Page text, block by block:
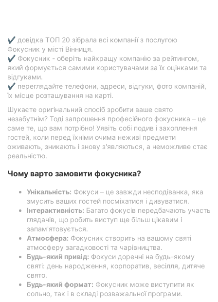
Дніпро
Львів
Кривий
Ріг
Миколаїв
Херсон
Черкаси
Чернівці
Суми
Івано-
Франківськ
Луцьк
✔ довідка ТОП 20 зібрала всі компанії з послугою
Фокусник у місті Вінниця.
✔ Фокусник - оберіть найкращу компанію за рейтингом,
який формується самими користувачами за їх оцінками та
відгуками.
✔ переглядайте телефони, адреси, відгуки, фото компаній,
їх місце розташування на карті.
Шукаєте оригінальний спосіб зробити ваше свято
незабутнім? Тоді запрошення професійного фокусника – це
саме те, що вам потрібно! Уявіть собі подив і захоплення
гостей, коли перед їхніми очима неживі предмети
оживають, зникають і знову з'являються, а неможливе стає
реальністю.
Чому варто замовити фокусника?
Унікальність: Фокуси – це завжди несподіванка, яка
змусить ваших гостей посміхатися і дивуватися.
Інтерактивність: Багато фокусів передбачають участь
глядачів, що робить виступ ще більш цікавим і
запам'ятовується.
Атмосфера: Фокусник створить на вашому святі
атмосферу загадковості та чарівництва.
Будь-який привід: Фокуси доречні на будь-якому
святі: день народження, корпоратив, весілля, дитяче
свято.
Будь-який формат: Фокусник може виступити як
сольно, так і в складі розважальної програми.